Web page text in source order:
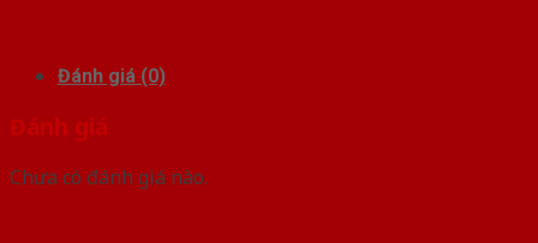
Đánh giá (0)
Đánh giá
Chưa có đánh giá nào.